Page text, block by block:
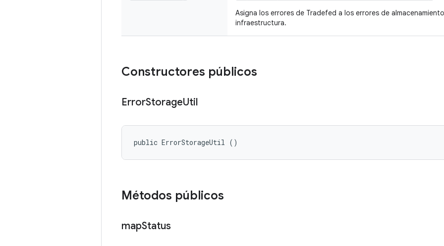
Asigna los errores de Tradefed a los errores de
infraestructura.
Constructores públicos
ErrorStorageUtil
public ErrorStorageUtil ()
Métodos públicos
mapStatus